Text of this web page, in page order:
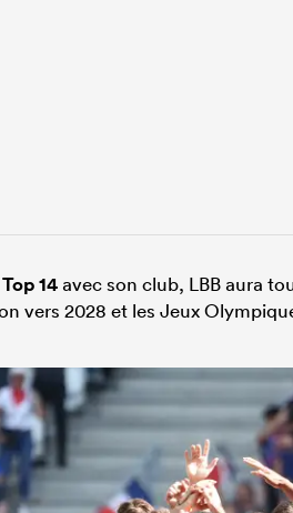
Top 14avec son club, LBB aura
vers 2028 et les Jeux